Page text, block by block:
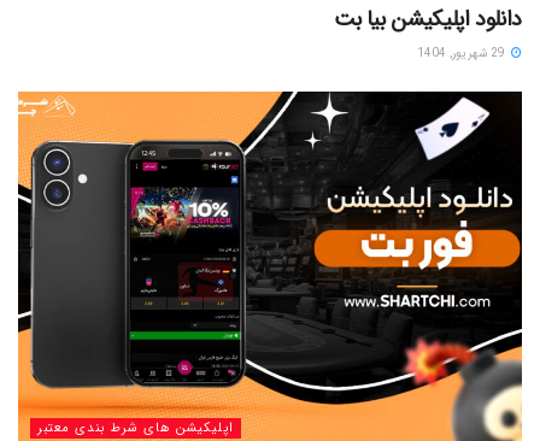
دانلود اپلیکیشن بیا بت
اپلیکیشن های شرط بندی معتبر